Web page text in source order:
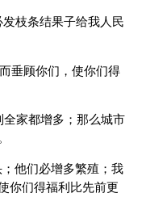
枝条结果子给我人民
垂顾你们，使你们得
家都增多；那么城市
他们必增多繁殖；我
你们得福利比先前更